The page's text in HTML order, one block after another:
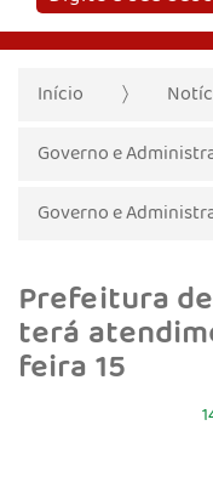
Início
Governo e
Governo e
Prefeitura
terá
feira 15